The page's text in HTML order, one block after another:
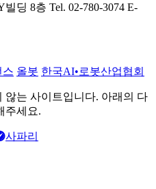
빌딩 8층 Tel. 02-780-3074 E-
스 올봇 한국AI•로봇산업협회
않는 사이트입니다. 아래의 다
주세요.
사파리